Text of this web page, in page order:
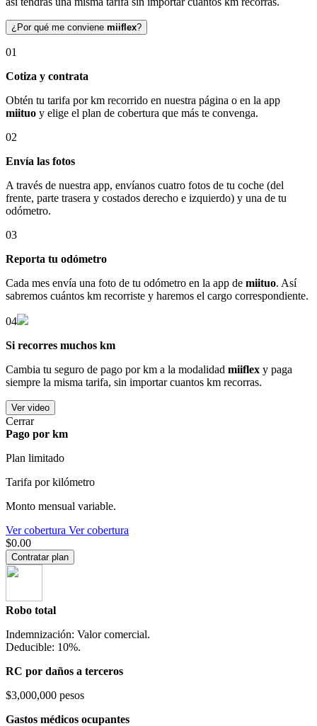
¿Por qué me conviene miiflex?
01
Cotiza y contrata
Obtén tu tarifa por km recorrido en nuestra página o en la app
miituo y elige el plan de cobertura que más te convenga.
02
Envía las fotos
A través de nuestra app, envíanos cuatro fotos de tu coche (del
frente, parte trasera y costados derecho e izquierdo) y una de tu
odómetro.
03
Reporta tu odómetro
Cada mes envía una foto de tu odómetro en la app de miituo. Así
sabremos cuántos km recorriste y haremos el cargo correspondiente.
04
Si recorres muchos km
Cambia tu seguro de pago por km a la modalidad miiflex y paga
siempre la misma tarifa, sin importar cuantos km recorras.
Ver video
Cerrar
Pago por km
Plan limitado
Tarifa por kilómetro
Monto mensual variable.
Ver cobertura Ver cobertura
$0.00
Contratar plan
Robo total
Indemnización: Valor comercial.
Deducible: 10%.
RC por daños a terceros
$3,000,000 pesos
Gastos médicos ocupantes